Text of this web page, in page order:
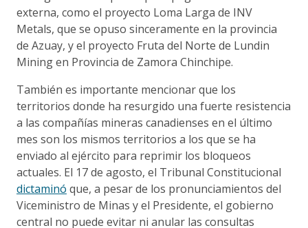
externa, como el proyecto Loma Larga de INV
Metals, que se opuso sinceramente en la provincia
de Azuay, y el proyecto Fruta del Norte de Lundin
Mining en Provincia de Zamora Chinchipe.
También es importante mencionar que los
territorios donde ha resurgido una fuerte resistencia
a las compañías mineras canadienses en el último
mes son los mismos territorios a los que se ha
enviado al ejército para reprimir los bloqueos
actuales. El 17 de agosto, el Tribunal Constitucional
dictaminó que, a pesar de los pronunciamientos del
Viceministro de Minas y el Presidente, el gobierno
central no puede evitar ni anular las consultas